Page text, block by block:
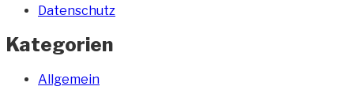
Datenschutz
Kategorien
Allgemein